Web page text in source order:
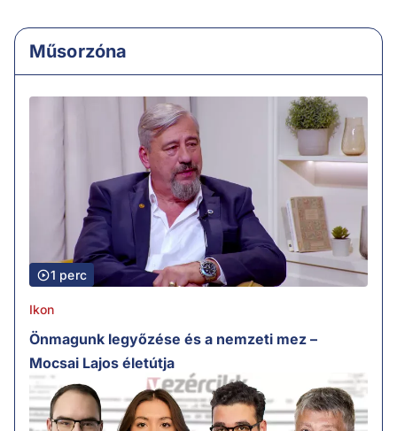
Műsorzóna
1 perc
Ikon
Önmagunk legyőzése és a nemzeti mez –
Mocsai Lajos életútja